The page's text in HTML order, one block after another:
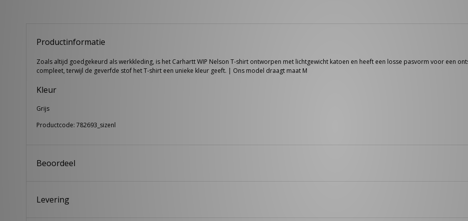
Productinformatie
Zoals altijd goedgekeurd als werkkleding, is het Carhartt WIP Nelson T-shirt ontworpen met lichtgewicht katoen en heeft een losse pasvorm voor een
compleet, terwijl de geverfde stof het T-shirt een unieke kleur geeft. | Ons model draagt maat M
Kleur
Grijs
Productcode: 782693_sizenl
Beoordeel
Levering